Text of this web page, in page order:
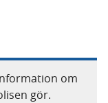
om
gör.